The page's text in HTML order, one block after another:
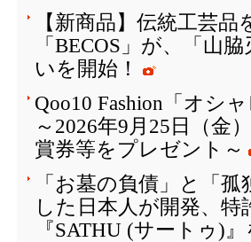
【新商品】伝統工芸
「BECOS」が、「山
いを開始！
Qoo10 Fashion「オシ
～2026年9月25日（金
賞券等をプレゼント～
「お墓の負債」と「
した日本人が開発、
『SATHU (サートゥ)